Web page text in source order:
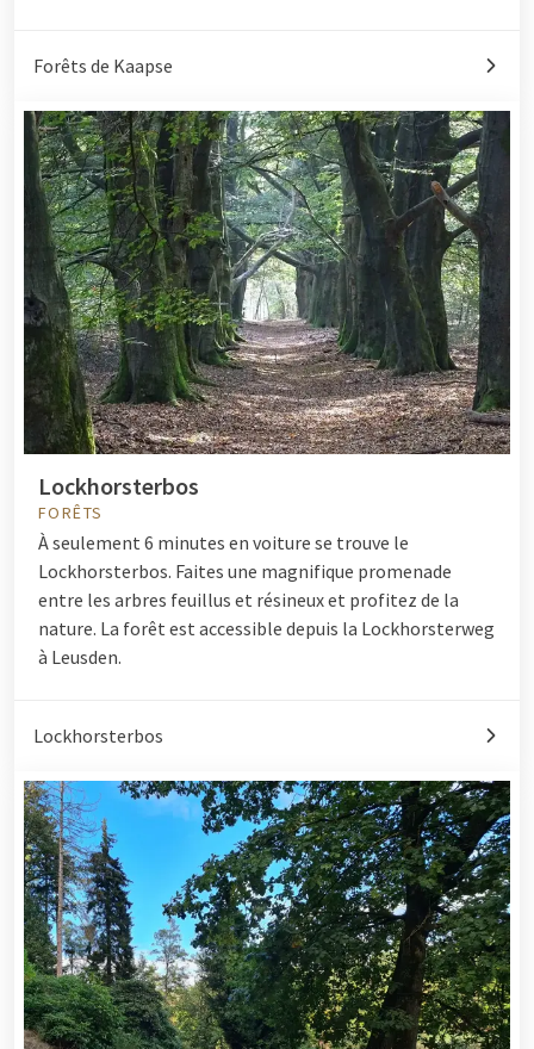
Forêts de Kaapse
Lockhorsterbos
FORÊTS
À seulement 6 minutes en voiture se trouve le
Lockhorsterbos. Faites une magnifique promenade
entre les arbres feuillus et résineux et profitez de la
nature. La forêt est accessible depuis la Lockhorsterweg
à Leusden.
Lockhorsterbos